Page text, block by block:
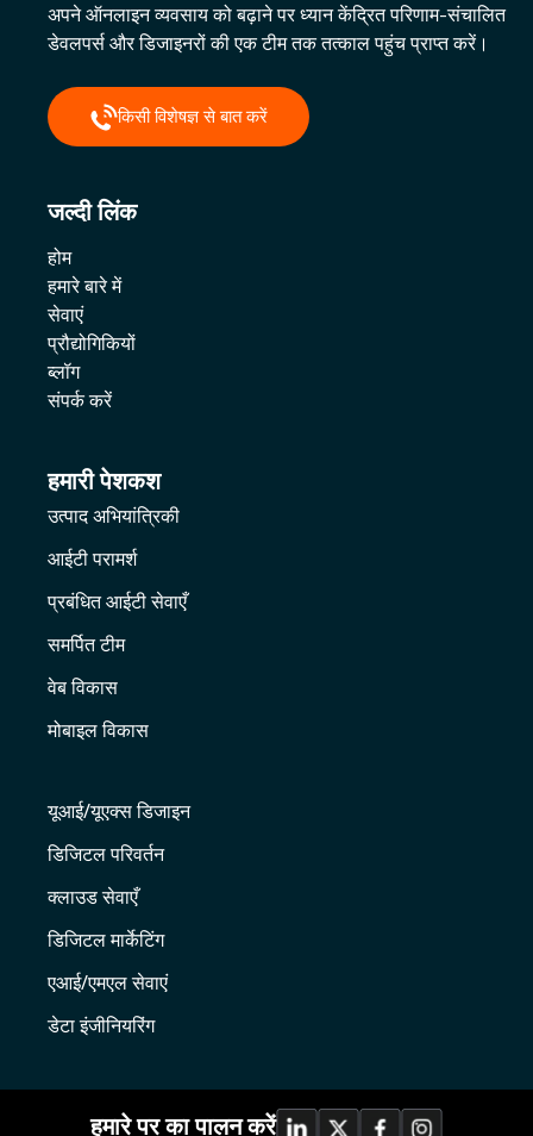
अपने ऑनलाइन व्यवसाय को बढ़ाने पर ध्यान केंद्रित परिणाम-संचालित
डेवलपर्स और डिजाइनरों की एक टीम तक तत्काल पहुंच प्राप्त करें।
किसी विशेषज्ञ से बात करें
जल्दी लिंक
होम
हमारे बारे में
सेवाएं
प्रौद्योगिकियों
ब्लॉग
संपर्क करें
हमारी पेशकश
उत्पाद अभियांत्रिकी
आईटी परामर्श
प्रबंधित आईटी सेवाएँ
समर्पित टीम
वेब विकास
मोबाइल विकास
यूआई/यूएक्स डिजाइन
डिजिटल परिवर्तन
क्लाउड सेवाएँ
डिजिटल मार्केटिंग
एआई/एमएल सेवाएं
डेटा इंजीनियरिंग
हमारे पर का पालन करें